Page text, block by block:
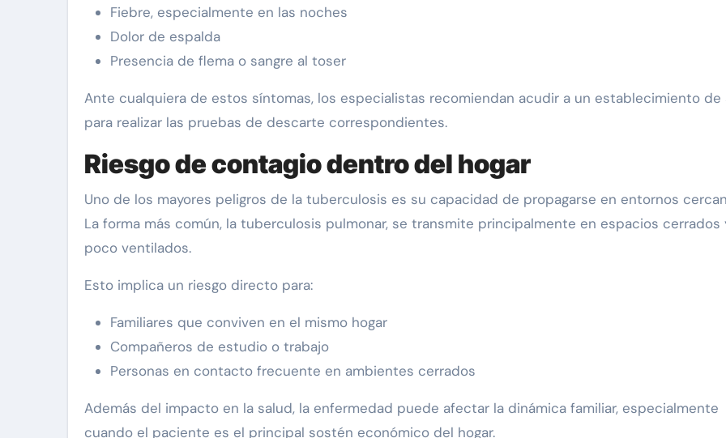
Fiebre, especialmente en las noches
Dolor de espalda
Presencia de flema o sangre al toser
Ante cualquiera de estos síntomas, los especialistas recomiendan acudir a un establecimiento de
para realizar las pruebas de descarte correspondientes.
Riesgo de contagio dentro del hogar
Uno de los mayores peligros de la tuberculosis es su capacidad de propagarse en entornos
La forma más común, la tuberculosis pulmonar, se transmite principalmente en espacios cerrados
poco ventilados.
Esto implica un riesgo directo para:
Familiares que conviven en el mismo hogar
Compañeros de estudio o trabajo
Personas en contacto frecuente en ambientes cerrados
Además del impacto en la salud, la enfermedad puede afectar la dinámica familiar, especialmente
cuando el paciente es el principal sostén económico del hogar.